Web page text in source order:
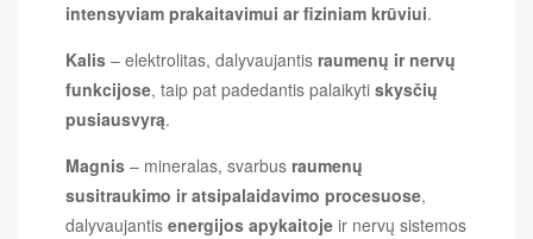
intensyviam prakaitavimui ar fiziniam krūviui.
Kalis – elektrolitas, dalyvaujantis raumenų ir nervų
funkcijose, taip pat padedantis palaikyti skysčių
pusiausvyrą.
Magnis – mineralas, svarbus raumenų
susitraukimo ir atsipalaidavimo procesuose,
dalyvaujantis energijos apykaitoje ir nervų sistemos